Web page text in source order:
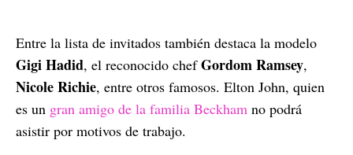
Entre la lista de invitados también destaca la modelo
Gigi Hadid, el reconocido chefGordom Ramsey,
Nicole Richie, entre otros famosos. Elton John, quien
es un gran amigo de la familia Beckham no podrá
asistir por motivos de trabajo.